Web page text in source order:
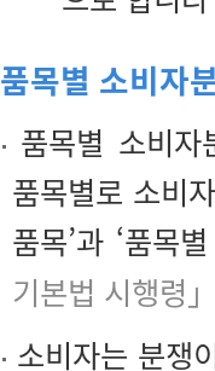
품목별 소비자
품목별 소비자
품목별로 소비
품목’과 ‘품목
기본법 시행령
소비자는 분쟁